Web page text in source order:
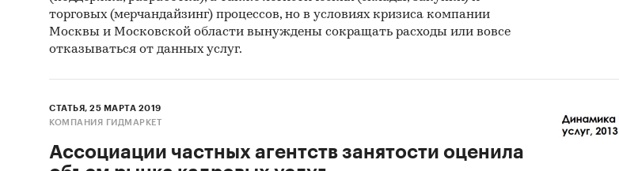
торговых (мерчандайзинг) процессов, но в условиях кризиса компании
Москвы и Московской области вынуждены сокращать расходы или вовсе
отказываться от данных услуг.
СТАТЬЯ, 25 МАРТА 2019
КОМПАНИЯ ГИДМАРКЕТ
Ассоциации частных агентств занятости оценила